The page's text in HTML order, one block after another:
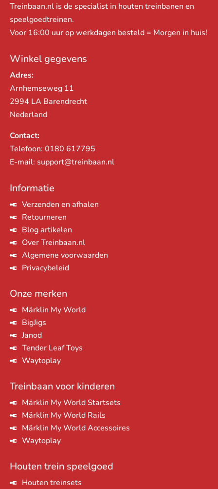
Treinbaan.nl is de specialist in houten treinbanen en
speelgoedtreinen.
Voor 16:00 uur op werkdagen besteld = Morgen in huis!
Winkel gegevens
Adres:
Arnhemseweg 11
2994 LA Barendrecht
Nederland
Contact:
Telefoon: 0180 617795
E-mail: support@treinbaan.nl
Informatie
Verzenden en afhalen
Retourneren
Blog artikelen
Over Treinbaan.nl
Algemene voorwaarden
Privacybeleid
Onze merken
Märklin My World
BigJigs
Janod
Tender Leaf Toys
Waytoplay
Treinbaan voor kinderen
Märklin My World Startsets
Märklin My World Rails
Märklin My World Accessoires
Waytoplay
Houten trein speelgoed
Houten treinsets